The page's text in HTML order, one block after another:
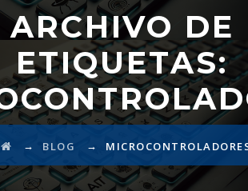
ARCHIVO DE
ETIQUETAS:
→ BLOG →